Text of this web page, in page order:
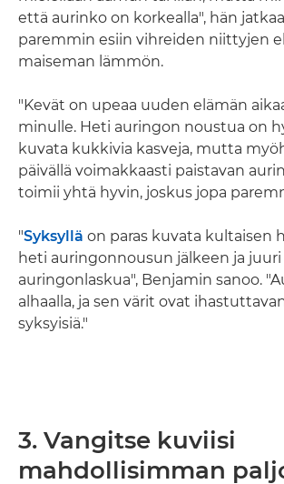
että aurinko on korkealla", hän
paremmin esiin vihreiden niittyjen
maiseman lämmön.
"Kevät on upeaa uuden elämän
minulle. Heti auringon noustua on
kuvata kukkivia kasveja, mutta
päivällä voimakkaasti paistavan
toimii yhtä hyvin, joskus jopa
"Syksyllä on paras kuvata kultaisen
heti auringonnousun jälkeen ja
auringonlaskua", Benjamin sanoo.
alhaalla, ja sen värit ovat
syksyisiä."
3. Vangitse kuviisi
mahdollisimman